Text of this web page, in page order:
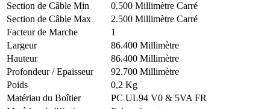
Section de Câble Min
0.500 Millimètre Carré
Section de Câble Max
2.500 Millimètre Carré
Facteur de Marche
1
Largeur
86.400 Millimètre
Hauteur
86.400 Millimètre
Profondeur / Epaisseur
92.700 Millimètre
Poids
0,2 Kg
Matériau du Boîtier
PC UL94 V0 & 5VA FR